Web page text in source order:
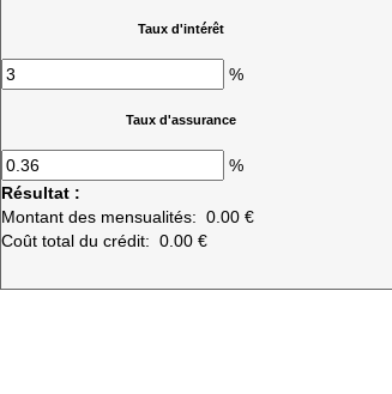
Taux d'intérêt
%
Taux d'assurance
%
Résultat :
Montant des mensualités: 0.00 €
Coût total du crédit: 0.00 €